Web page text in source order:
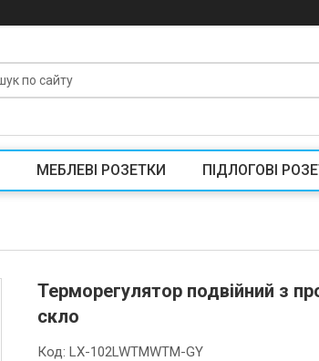
МЕБЛЕВІ РОЗЕТКИ ПІДЛОГОВІ
Терморегулятор подвійний з
скло
Код:LX-102LWTMWTM-GY